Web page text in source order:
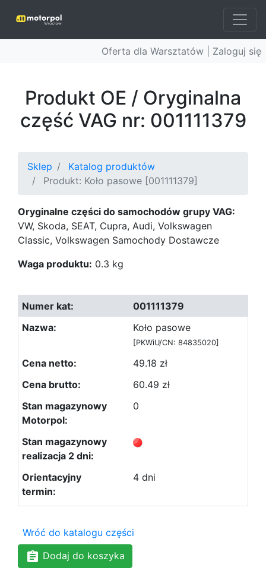
Oferta dla Warsztatów | Zaloguj się
Produkt OE / Oryginalna
część VAG nr: 001111379
Sklep
Katalog produktów
Produkt: Koło pasowe [001111379]
Oryginalne części do samochodów grupy VAG:
VW, Skoda, SEAT, Cupra, Audi, Volkswagen
Classic, Volkswagen Samochody Dostawcze
Waga produktu: 0.3 kg
001111379
Koło pasowe
[PKWiU/CN: 84835020]
49.18 zł
60.49 zł
0
4 dni
Wróć do katalogu części
Dodaj do koszyka